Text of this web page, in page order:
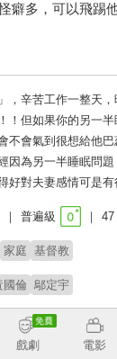
多，可以飛踢
，辛苦工作一整天
！但如果你的另一
不會氣到很想給他
因為另一半睡眠問
好對夫妻感情可是有
普遍級 47
家庭 基督教
國倫 鄔定宇
戲劇 電影